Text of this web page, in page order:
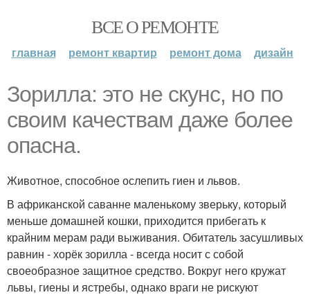
ВСЕ О РЕМОНТЕ
главная ремонт квартир ремонт дома дизайн
Зорилла: это не скунс, но по
своим качествам даже более
опасна.
Животное, способное ослепить гиен и львов.
В африканской саванне маленькому зверьку, который
меньше домашней кошки, приходится прибегать к
крайним мерам ради выживания. Обитатель засушливых
равнин - хорёк зорилла - всегда носит с собой
своеобразное защитное средство. Вокруг него кружат
львы, гиены и ястребы, однако враги не рискуют